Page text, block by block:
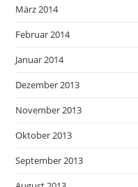
März 2014
Februar 2014
Januar 2014
Dezember 2013
November 2013
Oktober 2013
September 2013